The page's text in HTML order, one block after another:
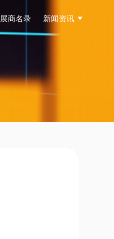
展商名录 新闻资讯